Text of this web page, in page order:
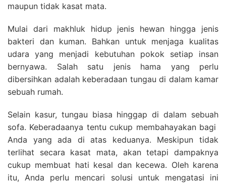
maupun tidak kasat mata.
Mulai dari makhluk hidup jenis hewan hingga jenis
bakteri dan kuman. Bahkan untuk menjaga kualitas
udara yang menjadi kebutuhan pokok setiap insan
bernyawa. Salah satu jenis hama yang perlu
dibersihkan adalah keberadaan tungau di dalam kamar
sebuah rumah.
Selain kasur, tungau biasa hinggap di dalam sebuah
sofa. Keberadaanya tentu cukup membahayakan bagi
Anda yang ada di atas keduanya. Meskipun tidak
terlihat secara kasat mata, akan tetapi dampaknya
cukup membuat hati kesal dan kecewa. Oleh karena
itu, Anda perlu mencari solusi untuk mengatasi ini